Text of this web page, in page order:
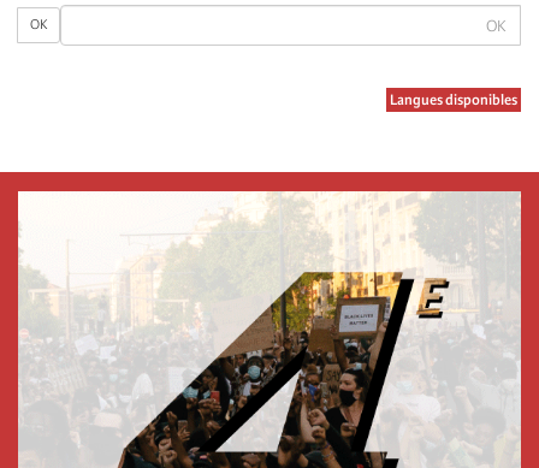
OK
OK
Langues disponibles